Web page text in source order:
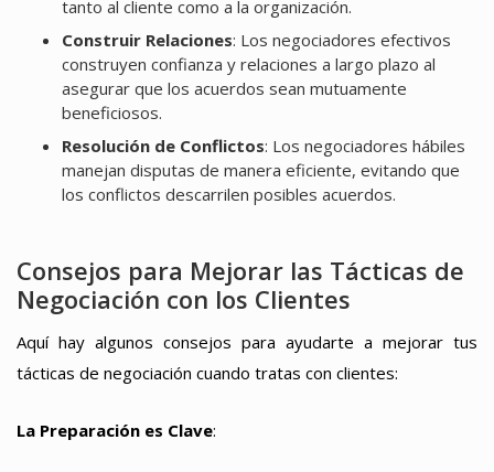
tanto al cliente como a la organización.
Construir Relaciones: Los negociadores efectivos
construyen confianza y relaciones a largo plazo al
asegurar que los acuerdos sean mutuamente
beneficiosos.
Resolución de Conflictos: Los negociadores hábiles
manejan disputas de manera eficiente, evitando que
los conflictos descarrilen posibles acuerdos.
Consejos para Mejorar las Tácticas de
Negociación con los Clientes
Aquí hay algunos consejos para ayudarte a mejorar tus
tácticas de negociación cuando tratas con clientes:
La Preparación es Clave: